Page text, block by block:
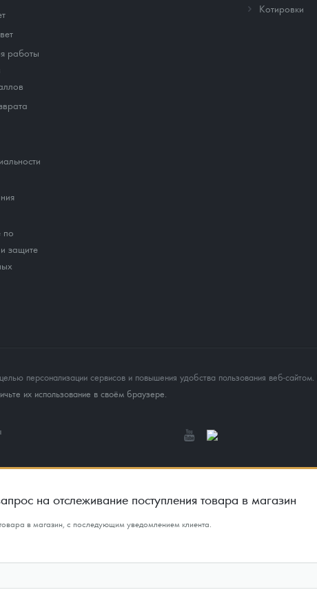
работы
по
защите
Котировки
персонализации сервисов и повышения удобства пользования веб-сайтом
их использование в своём браузере.
на отслеживание поступления товара в магазин
в магазин, с последующим уведомлением клиента.